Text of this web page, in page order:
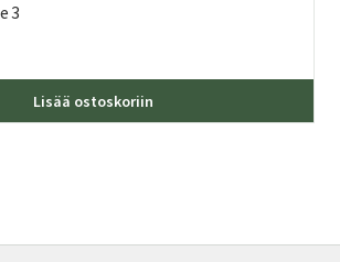
3
Lisää ostoskoriin